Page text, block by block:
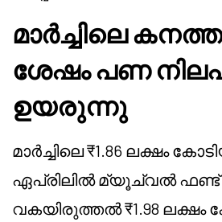
മാർച്ചിലെ
ശേഷം പണ
ഉയരുന്നു
മാർച്ചിലെ ₹1.86 ലക്ഷം
ഏപ്രിലിൽ മ്യൂച്വൽ
വകയിരുത്തൽ ₹1.98 ലക്ഷം